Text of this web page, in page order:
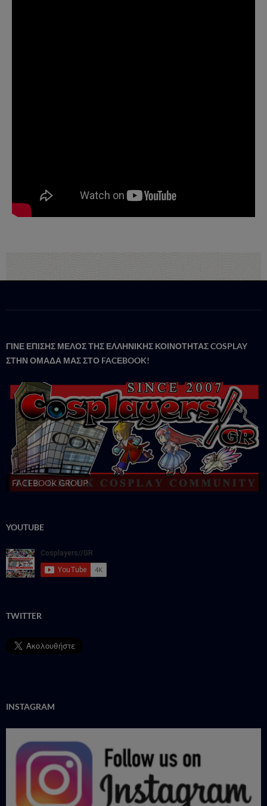
ΓΙΝΕ ΕΠΙΣΗΣ ΜΕΛΟΣ ΤΗΣ ΕΛΛΗΝΙΚΗΣ ΚΟΙΝΟΤΗΤΑΣ COSPLAY
ΣΤΗΝ ΟΜΑΔΑ ΜΑΣ ΣΤΟ FACΕBOOK!
FACEBOOK GROUP
YOUTUBE
TWITTER
INSTAGRAM